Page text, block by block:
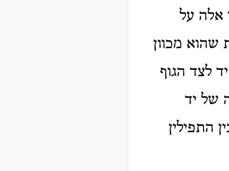
אלה על
שהוא מכוון
לצד הגוף
של יד
התפילין